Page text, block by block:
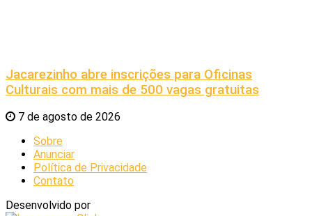
Jacarezinho abre inscrições para Oficinas
Culturais com mais de 500 vagas gratuitas
7 de agosto de 2026
Sobre
Anunciar
Política de Privacidade
Contato
Desenvolvido por